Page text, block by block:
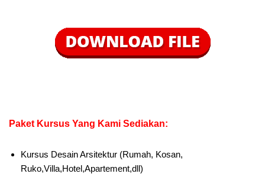
Paket Kursus Yang Kami Sediakan:
Kursus Desain Arsitektur (Rumah, Kosan,
Ruko,Villa,Hotel,Apartement,dll)